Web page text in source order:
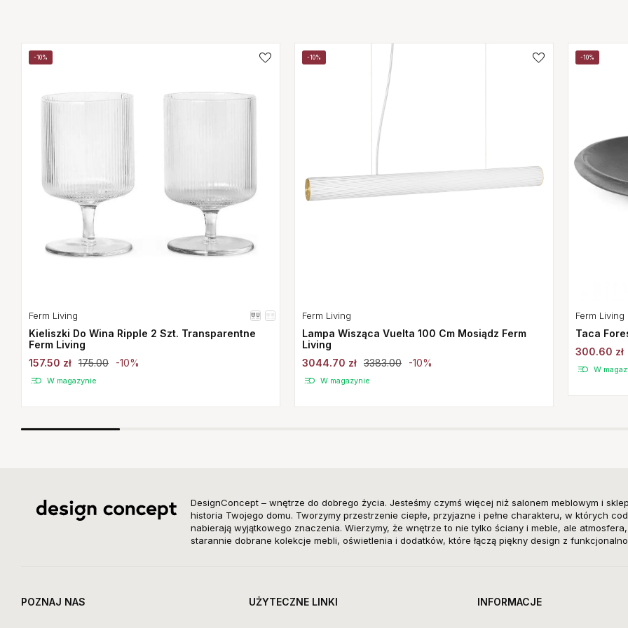
-10%
Ferm Living
Kieliszki Do Wina Ripple 2 Szt. Transparentne
Ferm Living
157.50 zł 175.00 -10%
W magazynie
-10%
Ferm Living
Lampa Wisząca Vuelta 100 Cm Mosiądz Ferm
Living
3044.70 zł 3383.00 -10%
W magazynie
-10%
Ferm Living
Taca
300.60 zł
W
DesignConcept – wnętrze do dobrego życia. Jesteśmy czymś więcej niż salonem meblowym i
historia Twojego domu. Tworzymy przestrzenie ciepłe, przyjazne i pełne charakteru, w których
nabierają wyjątkowego znaczenia. Wierzymy, że wnętrze to nie tylko ściany i meble, ale
starannie dobrane kolekcje mebli, oświetlenia i dodatków, które łączą piękny design z
POZNAJ NAS UŻYTECZNE LINKI INFORMACJE